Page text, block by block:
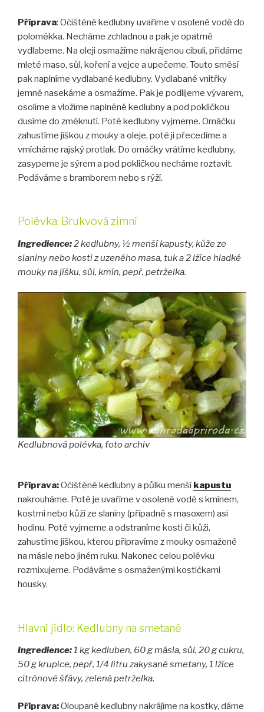
Příprava: Očištěné kedlubny uvaříme v osolené vodě do
poloměkka. Necháme zchladnou a pak je opatrně
vydlabeme. Na oleji osmažíme nakrájenou cibuli, přidáme
mleté maso, sůl, koření a vejce a upečeme. Touto směsí
pak naplníme vydlabané kedlubny. Vydlabané vnitřky
jemně nasekáme a osmažíme. Pak je podlijeme vývarem,
osolíme a vložíme naplněné kedlubny a pod pokličkou
dusíme do změknutí. Poté kedlubny vyjmeme. Omáčku
zahustíme jíškou z mouky a oleje, poté ji přecedíme a
vmícháme rajský protlak. Do omáčky vrátíme kedlubny,
zasypeme je sýrem a pod pokličkou necháme roztavit.
Podáváme s bramborem nebo s rýží.
Polévka: Brukvová zimní
Ingredience:2 kedlubny, ½ menší kapusty, kůže ze
slaniny nebo kosti z uzeného masa, tuk a 2 lžíce hladké
mouky na jíšku, sůl, kmín, pepř, petrželka.
Kedlubnová polévka, foto archiv
Příprava:Očištěné kedlubny a půlku menšíkapustu
nakrouháme. Poté je uvaříme v osolené vodě s kmínem,
kostmi nebo kůží ze slaniny (případně s masoxem) asi
hodinu. Poté vyjmeme a odstraníme kosti či kůži,
zahustíme jíškou, kterou připravíme z mouky osmažené
na másle nebo jiném ruku. Nakonec celou polévku
rozmixujeme. Podáváme s osmaženými kostičkami
housky.
Hlavní jídlo: Kedlubny na smetaně
Ingredience:1 kg kedluben, 60 g másla, sůl, 20 g cukru,
50 g krupice, pepř, 1/4 litru zakysané smetany, 1 lžíce
citrónové šťávy, zelená petrželka.
Příprava:Oloupané kedlubny nakrájíme na kostky, dáme